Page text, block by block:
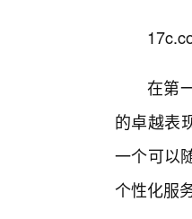
在第
的卓越表
一个可以
个性化服务